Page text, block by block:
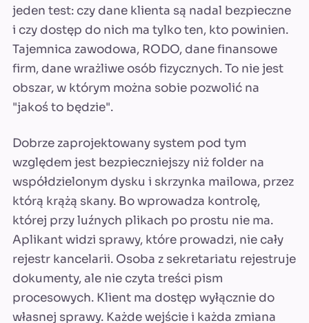
jeden test: czy dane klienta są nadal bezpieczne
i czy dostęp do nich ma tylko ten, kto powinien.
Tajemnica zawodowa, RODO, dane finansowe
firm, dane wrażliwe osób fizycznych. To nie jest
obszar, w którym można sobie pozwolić na
"jakoś to będzie".
Dobrze zaprojektowany system pod tym
względem jest bezpieczniejszy niż folder na
współdzielonym dysku i skrzynka mailowa, przez
którą krążą skany. Bo wprowadza kontrolę,
której przy luźnych plikach po prostu nie ma.
Aplikant widzi sprawy, które prowadzi, nie cały
rejestr kancelarii. Osoba z sekretariatu rejestruje
dokumenty, ale nie czyta treści pism
procesowych. Klient ma dostęp wyłącznie do
własnej sprawy. Każde wejście i każda zmiana